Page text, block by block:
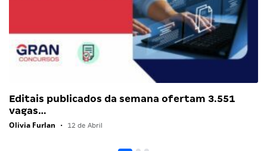
Editais publicados da semana ofertam 3.551
vagas…
Olivia Furlan • 12 de Abril